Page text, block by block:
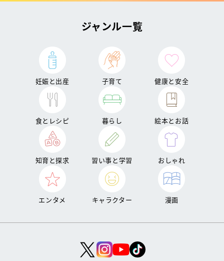
ジャンル一覧
妊娠と出産 子育て 健康と安全
食とレシピ 暮らし 絵本とお話
知育と探求 習い事と学習 おしゃれ
エンタメ キャラクター 漫画